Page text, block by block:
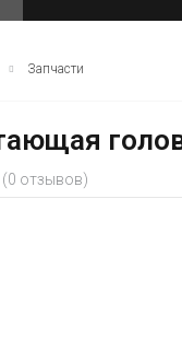
Запчасти
(0 отзывов)